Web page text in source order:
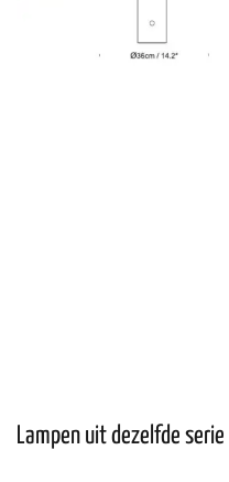
Lampen uit dezelfde serie